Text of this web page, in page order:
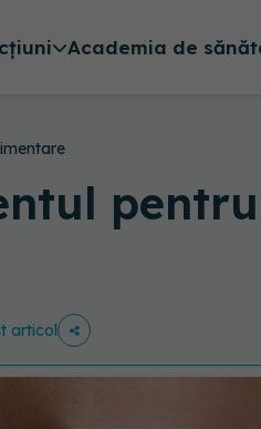
Academia de
articol